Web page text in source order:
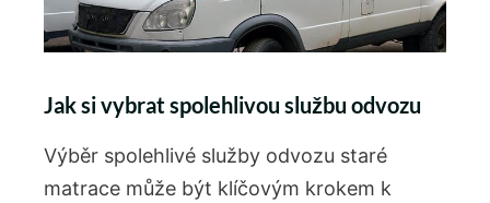
Jak si vybrat spolehlivou službu‌ odvozu
Výběr spolehlivé služby ‌odvozu staré
⁤matrace může být klíčovým ​krokem k